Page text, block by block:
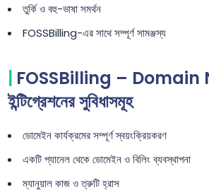
তুর্কি ও বহু-ভাষা সমর্থন
FOSSBilling-এর সাথে সম্পূর্ণ সামঞ্জস্য
FOSSBilling – Domain
ইন্টিগ্রেশনের সুবিধাসমূহ
ডোমেইন কার্যক্রমের সম্পূর্ণ স্বয়ংক্রিয়করণ
একটি প্যানেল থেকে ডোমেইন ও বিলিং ব্যবস্থাপনা
ম্যানুয়াল কাজ ও ত্রুটি হ্রাস